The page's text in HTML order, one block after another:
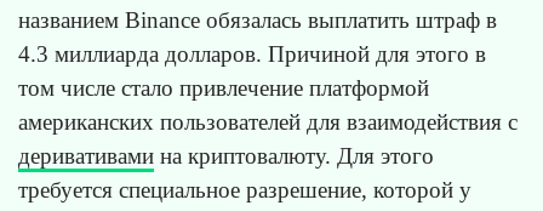
названием Binance обязалась выплатить штраф в
4.3 миллиарда долларов. Причиной для этого в
том числе стало привлечение платформой
американских пользователей для взаимодействия с
деривативами на криптовалюту. Для этого
требуется специальное разрешение, которой у